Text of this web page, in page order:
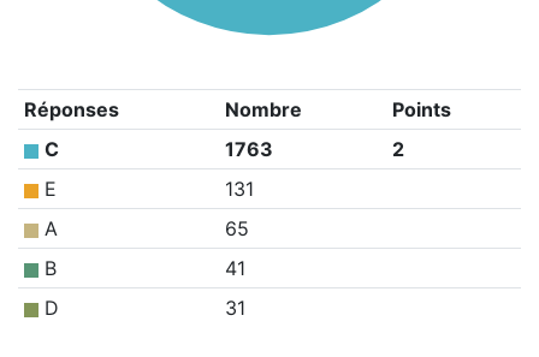
Réponses Nombre
Points
C
1763
2
E
131
A
65
B
41
D
31